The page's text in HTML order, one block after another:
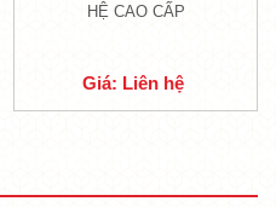
HỆ CAO CẤP
Giá: Liên hệ